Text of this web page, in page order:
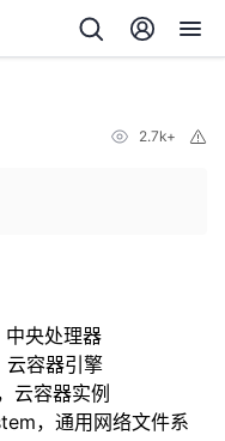
2.7k+
央处理器
容器引擎
云容器实例
，通用网络文件系